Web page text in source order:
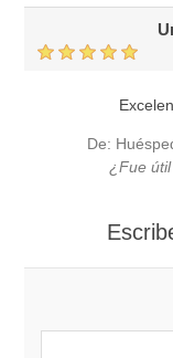
De:
¿Fue